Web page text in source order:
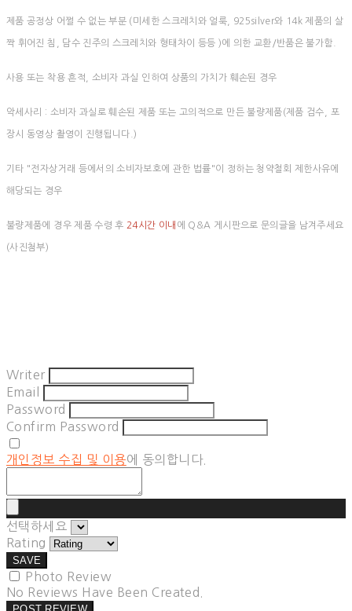
제품 공정상 어쩔 수 없는 부분 (미세한 스크레치와 얼룩, 925silver와 14k 제품의 살
짝 휘어진 침, 담수 진주의 스크레치와 형태차이 등등 )에 의한 교환/반품은 불가함.
사용 또는 착용 흔적, 소비자 과실 인하여 상품의 가치가 훼손된 경우
악세사리 : 소비자 과실로 훼손된 제품 또는 고의적으로 만든 불량제품(제품 검수, 포
장시 동영상 촬영이 진행됩니다.)
기타 "전자상거래 등에서의 소비자보호에 관한 법률"이 정하는 청약철회 제한사유에
해당되는 경우
불량제품에 경우 제품 수령 후 24시간 이내 에 Q&A 게시판으로 문의글을 남겨주세요
(사진첨부)
Writer
Email
Password
Confirm Password
개인정보 수집 및 이용에 동의합니다.
선택하세요
Rating
SAVE
Photo Review
No Reviews Have Been Created.